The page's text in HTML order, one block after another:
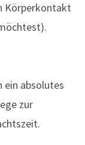
Körperkontakt
ein absolutes
zur